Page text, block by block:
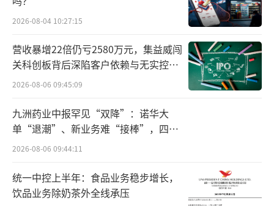
2026-08-04 10:27:15
营收暴增22倍仍亏2580万元，集益威闯
关科创板背后深陷客户依赖与无实控人
困局
2026-08-06 09:45:09
九洲药业中报罕见“双降”：诺华大
单“退潮”、新业务难“接棒”，四大
难关待闯
2026-08-06 09:44:11
统一中控上半年：食品业务稳步增长，
饮品业务除奶茶外全线承压